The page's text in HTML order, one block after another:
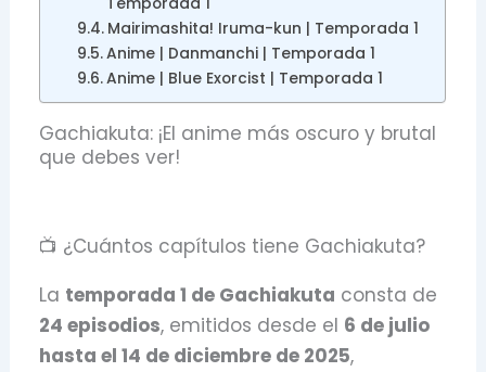
Mairimashita! Iruma-kun | Temporada 1
Anime | Danmanchi | Temporada 1
Anime | Blue Exorcist | Temporada 1
Gachiakuta: ¡El anime más oscuro y brutal
que debes ver!
📺 ¿Cuántos capítulos tiene Gachiakuta?
La temporada 1 de Gachiakuta consta de
24 episodios, emitidos desde el 6 de julio
hasta el 14 de diciembre de 2025,